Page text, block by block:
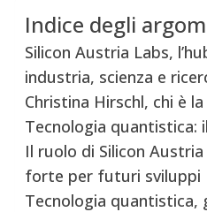
Indice degli
Silicon Austria Labs,
industria, scienza e
Christina Hirschl, chi è la
Tecnologia quantistica:
Il ruolo di Silicon
forte per futuri sviluppi
Tecnologia